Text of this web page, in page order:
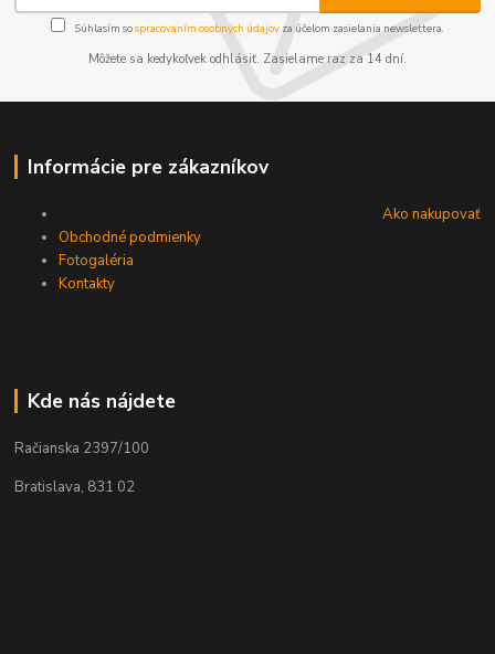
Súhlasím sospracovaním osobných údajov za účelom zasielania newslettera.
Môžete sa kedykoľvek odhlásiť. Zasielame raz za 14 dní.
Informácie pre zákazníkov
Ako nakupovať
Obchodné podmienky
Fotogaléria
Kontakty
Kde nás nájdete
Račianska 2397/100
Bratislava, 831 02